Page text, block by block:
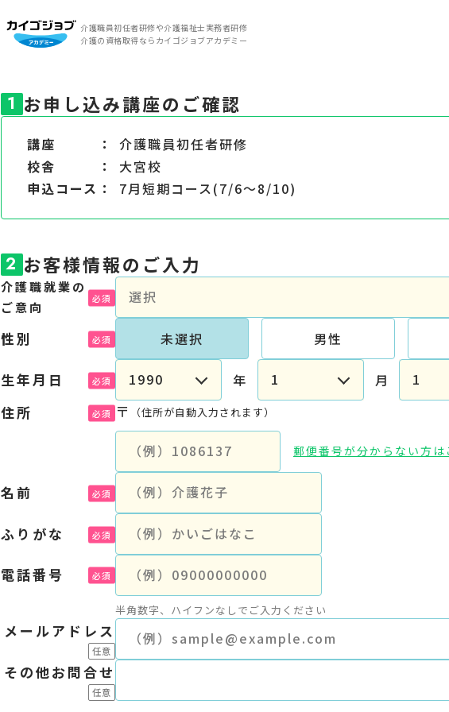
介護職員初任者研修や介護福祉士実務者研修
介護の資格取得ならカイゴジョブアカデミー
1 お申し込み講座のご確認
講座
介護職員初任者研修
校舎
大宮校
申込コース
7月短期コース(7/6～8/10)
2 お客様情報のご入力
介護職就業の
ご意向
性別 未選択 男性
生年月日 年 月
住所 〒 （住所が自動入力されます）
郵便番号が分からない方
名前
ふりがな
電話番号
半角数字、ハイフンなしでご入力ください
メールアドレス
その他お問合せ